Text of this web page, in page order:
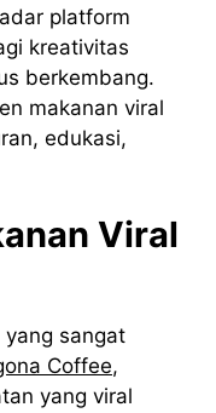
platform
kreativitas
berkembang.
makanan viral
edukasi,
Viral
yang sangat
Coffee,
yang viral